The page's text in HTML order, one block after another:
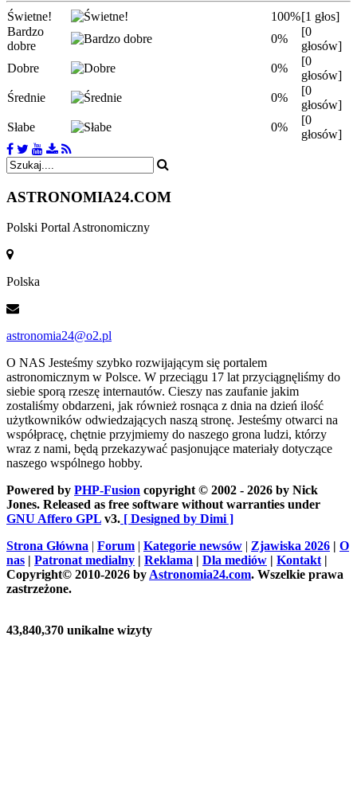
Świetne! 100%[1 głos]
Bardzo
dobre
0%
[0
głosów]
Dobre
0%
[0
głosów]
Średnie
0%
[0
głosów]
Słabe
0%
[0
głosów]
ASTRONOMIA24.COM
Polski Portal Astronomiczny
Polska
astronomia24@o2.pl
O NAS Jesteśmy szybko rozwijającym się portalem
astronomicznym w Polsce. W przeciągu 17 lat przyciągnęliśmy do
siebie sporą rzeszę internautów. Cieszy nas zaufanie jakim
zostaliśmy obdarzeni, jak również rosnąca z dnia na dzień ilość
użytkowników odwiedzających naszą stronę. Jesteśmy otwarci na
współpracę, chętnie przyjmiemy do naszego grona ludzi, którzy
wraz z nami, będą przekazywać pasjonujące materiały dotyczące
naszego wspólnego hobby.
Powered by PHP-Fusion copyright © 2002 - 2026 by Nick
Jones. Released as free software without warranties under
GNU Affero GPL v3. [ Designed by Dimi ]
Strona Główna | Forum | Kategorie newsów | Zjawiska 2026 | O
nas | Patronat medialny | Reklama | Dla mediów | Kontakt |
Copyright© 2010-2026 by Astronomia24.com. Wszelkie prawa
zastrzeżone.
43,840,370 unikalne wizyty